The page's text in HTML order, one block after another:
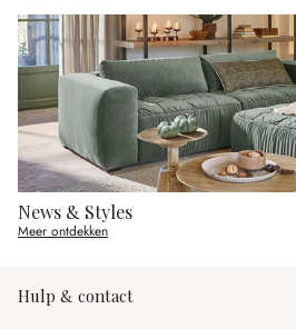
News & Styles
Meer ontdekken
Hulp & contact